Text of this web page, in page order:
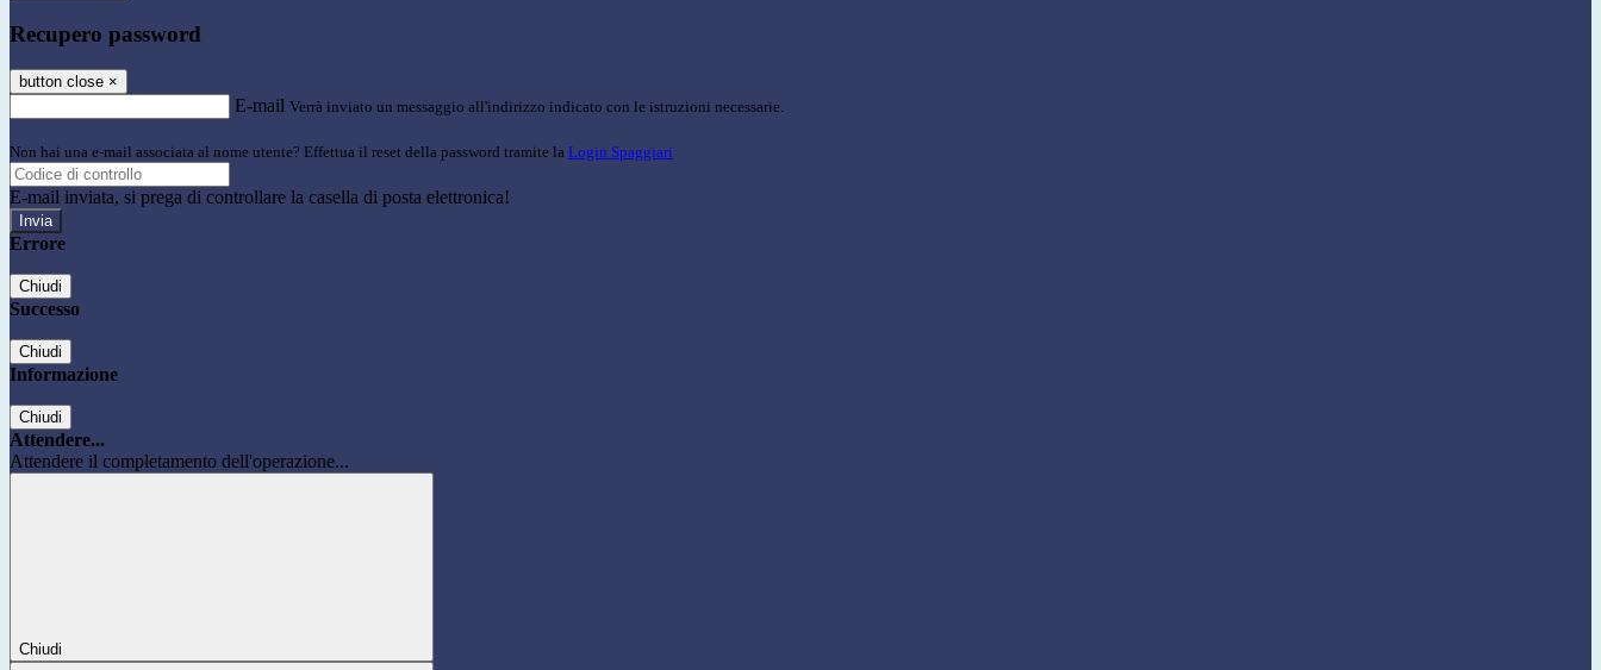
Recupero password
button close ×
E-mail Verrà inviato un messaggio all'indirizzo indicato con le istruzioni necessarie.
Non hai una e-mail associata al nome utente? Effettua il reset della password tramite la Login Spaggiari
E-mail inviata, si prega di controllare la casella di posta elettronica!
Errore
Chiudi
Successo
Chiudi
Informazione
Chiudi
Attendere...
Attendere il completamento dell'operazione...
Chiudi